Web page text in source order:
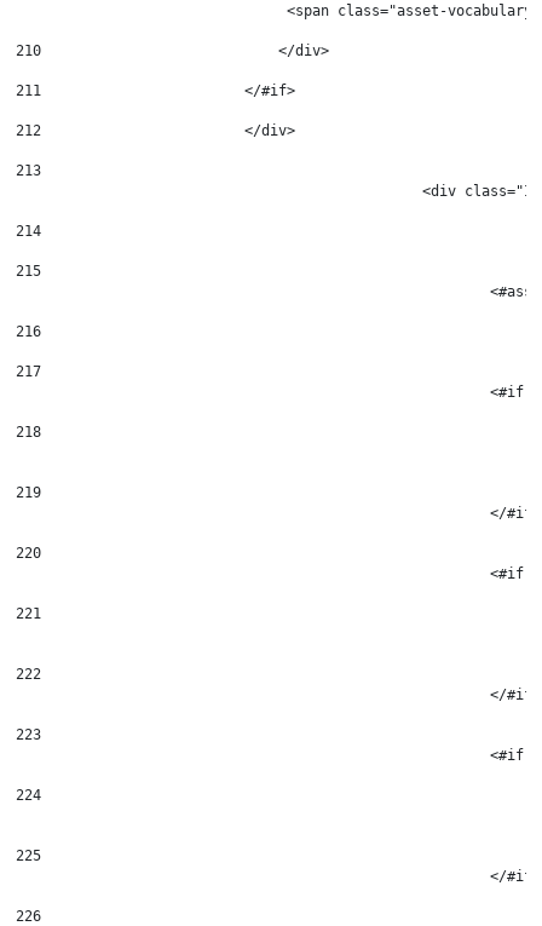
<span class="asset-
210
                            </div>
211
                        </#if>
212
                        </div>
213
<div
214
215
216
217
218
219
</
220
221
222
223
224
225
</
226